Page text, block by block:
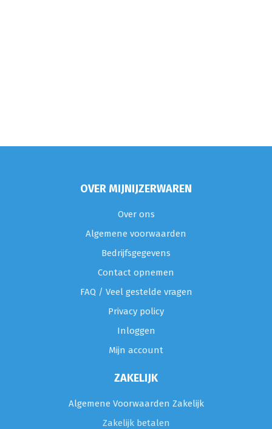
OVER MIJNIJZERWAREN
Over ons
Algemene voorwaarden
Bedrijfsgegevens
Contact opnemen
FAQ / Veel gestelde vragen
Privacy policy
Inloggen
Mijn account
ZAKELIJK
Algemene Voorwaarden Zakelijk
Zakelijk betalen